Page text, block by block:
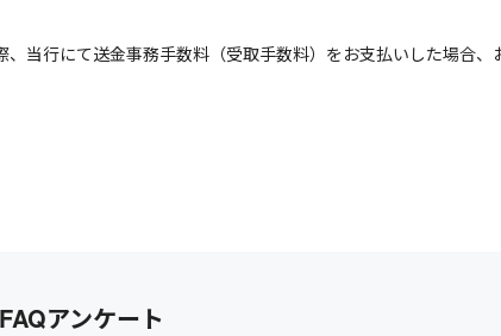
当行にて送金事務手数料（受取手数料）をお支払いした場合
FAQアンケート